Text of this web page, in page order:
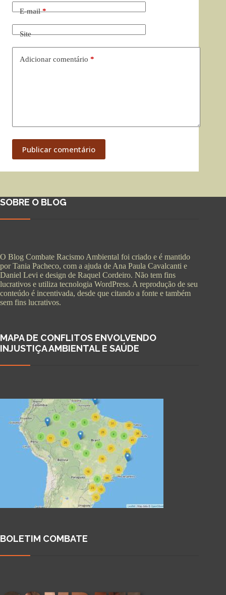
E-mail*
Site
Adicionar comentário *
Publicar comentário
SOBRE O BLOG
O Blog Combate Racismo Ambiental foi criado e é mantido
por Tania Pacheco, com a ajuda de Ana Paula Cavalcanti e
Daniel Levi e design de Raquel Cordeiro. Não tem fins
lucrativos e utiliza tecnologia WordPress. A reprodução de seu
conteúdo é incentivada, desde que citando a fonte e também
sem fins lucrativos.
MAPA DE CONFLITOS ENVOLVENDO
INJUSTIÇA AMBIENTAL E SAÚDE
BOLETIM COMBATE